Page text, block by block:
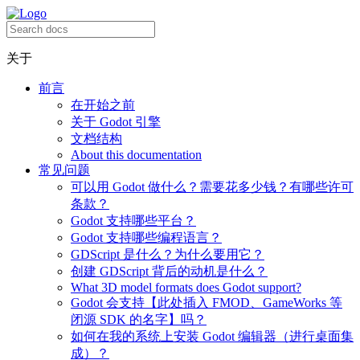
关于
前言
在开始之前
关于 Godot 引擎
文档结构
About this documentation
常见问题
可以用 Godot 做什么？需要花多少钱？有哪些许可
条款？
Godot 支持哪些平台？
Godot 支持哪些编程语言？
GDScript 是什么？为什么要用它？
创建 GDScript 背后的动机是什么？
What 3D model formats does Godot support?
Godot 会支持【此处插入 FMOD、GameWorks 等
闭源 SDK 的名字】吗？
如何在我的系统上安装 Godot 编辑器（进行桌面集
成）？